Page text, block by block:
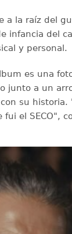
a la raíz del
infancia del
y personal.
es una
junto a un
su historia.
fui el SECO",